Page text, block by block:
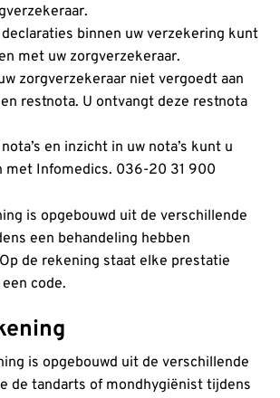
binnen uw verzekering kunt
met uw zorgverzekeraar.
zorgverzekeraar niet vergoedt aan
restnota. U ontvangt deze restnota
en inzicht in uw nota’s kunt u
met Infomedics. 036-20 31 900
is opgebouwd uit de verschillende
een behandeling hebben
de rekening staat elke prestatie
code.
is opgebouwd uit de verschillende
de tandarts of mondhygiënist tijdens